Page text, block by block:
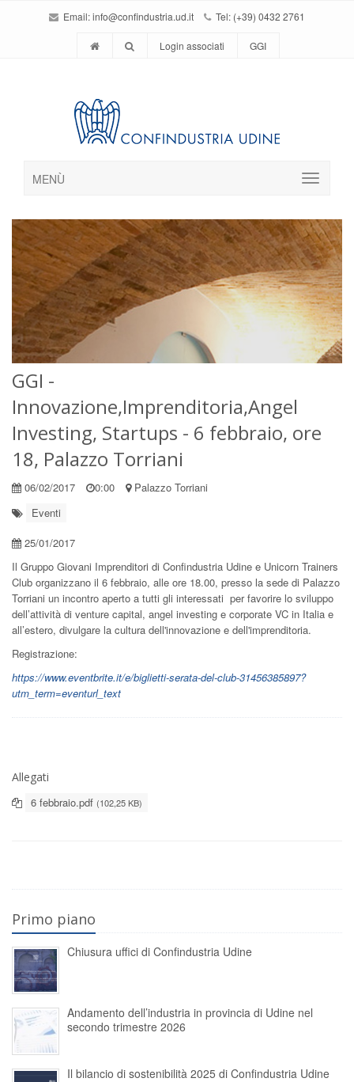
Email:info@confindustria.ud.it Tel: (+39) 0432 2761
Login associati GGI
MENÙ
GGI -
Innovazione,Imprenditoria,Angel
Investing, Startups - 6 febbraio, ore
18, Palazzo Torriani
06/02/2017 0:00
Palazzo Torriani
Eventi
25/01/2017
Il Gruppo Giovani Imprenditori di Confindustria Udine e Unicorn Trainers
Club organizzano il 6 febbraio, alle ore 18.00, presso la sede di Palazzo
Torriani un incontro aperto a tutti gli interessati per favorire lo sviluppo
dell’attività di venture capital, angel investing e corporate VC in Italia e
all’estero, divulgare la cultura dell'innovazione e dell'imprenditoria.
Registrazione:
https://www.eventbrite.it/e/biglietti-serata-del-club-31456385897?
utm_term=eventurl_text
Allegati
6 febbraio.pdf (102,25 KB)
Primo piano
Chiusura uffici di Confindustria Udine
Andamento dell’industria in provincia di Udine nel
secondo trimestre 2026
Il bilancio di sostenibilità 2025 di Confindustria Udine